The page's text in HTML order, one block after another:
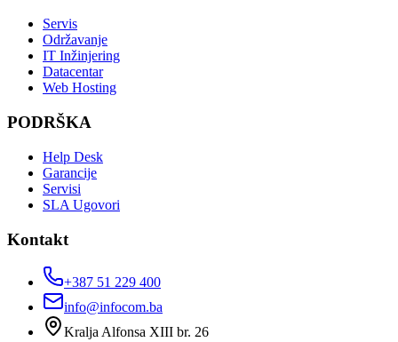
Servis
Održavanje
IT Inžinjering
Datacentar
Web Hosting
PODRŠKA
Help Desk
Garancije
Servisi
SLA Ugovori
Kontakt
+387 51 229 400
info@infocom.ba
Kralja Alfonsa XIII br. 26